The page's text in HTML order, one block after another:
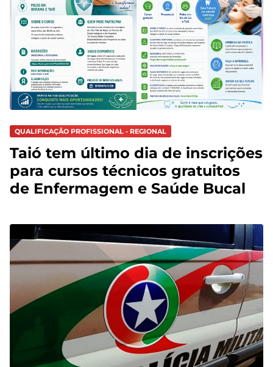
QUALIFICAÇÃO PROFISSIONAL - REGIONAL
Taió tem último dia de inscrições
para cursos técnicos gratuitos
de Enfermagem e Saúde Bucal